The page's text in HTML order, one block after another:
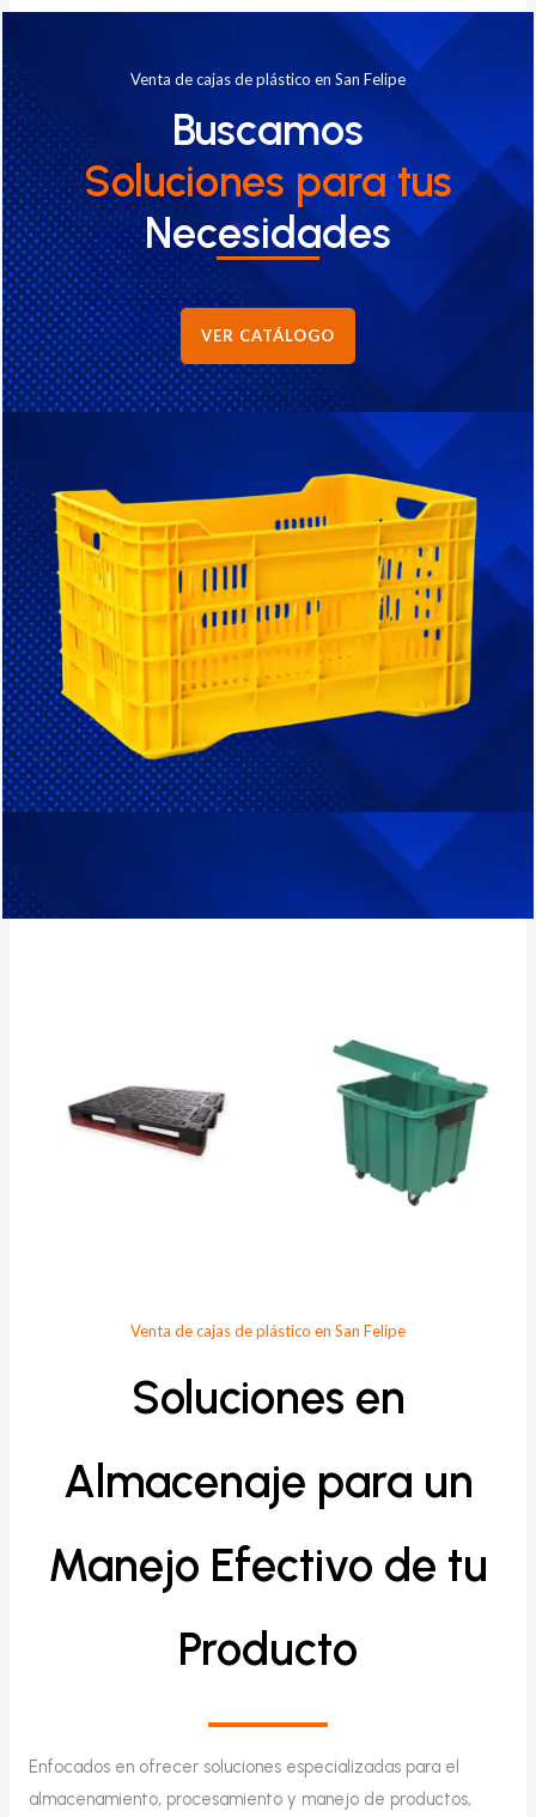
Venta de cajas de plástico en San Felipe
Buscamos
Soluciones para tus
Necesidades
VER CATÁLOGO
Venta de cajas de plástico en San Felipe
Soluciones en
Almacenaje para un
Manejo Efectivo de tu
Producto
Enfocados en ofrecer soluciones especializadas para el
almacenamiento, procesamiento y manejo de productos,